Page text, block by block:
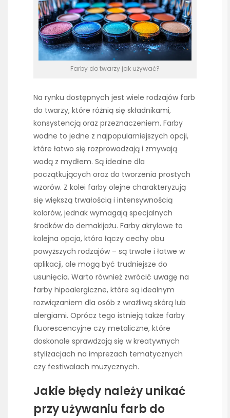
Farby do twarzy jak używać?
Na rynku dostępnych jest wiele rodzajów farb
do twarzy, które różnią się składnikami,
konsystencją oraz przeznaczeniem. Farby
wodne to jedne z najpopularniejszych opcji,
które łatwo się rozprowadzają i zmywają
wodą z mydłem. Są idealne dla
początkujących oraz do tworzenia prostych
wzorów. Z kolei farby olejne charakteryzują
się większą trwałością i intensywnością
kolorów, jednak wymagają specjalnych
środków do demakijażu. Farby akrylowe to
kolejna opcja, która łączy cechy obu
powyższych rodzajów – są trwałe i łatwe w
aplikacji, ale mogą być trudniejsze do
usunięcia. Warto również zwrócić uwagę na
farby hipoalergiczne, które są idealnym
rozwiązaniem dla osób z wrażliwą skórą lub
alergiami. Oprócz tego istnieją także farby
fluorescencyjne czy metaliczne, które
doskonale sprawdzają się w kreatywnych
stylizacjach na imprezach tematycznych
czy festiwalach muzycznych.
Jakie błędy należy unikać
przy używaniu farb do